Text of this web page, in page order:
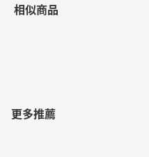
相似商品
更多推薦